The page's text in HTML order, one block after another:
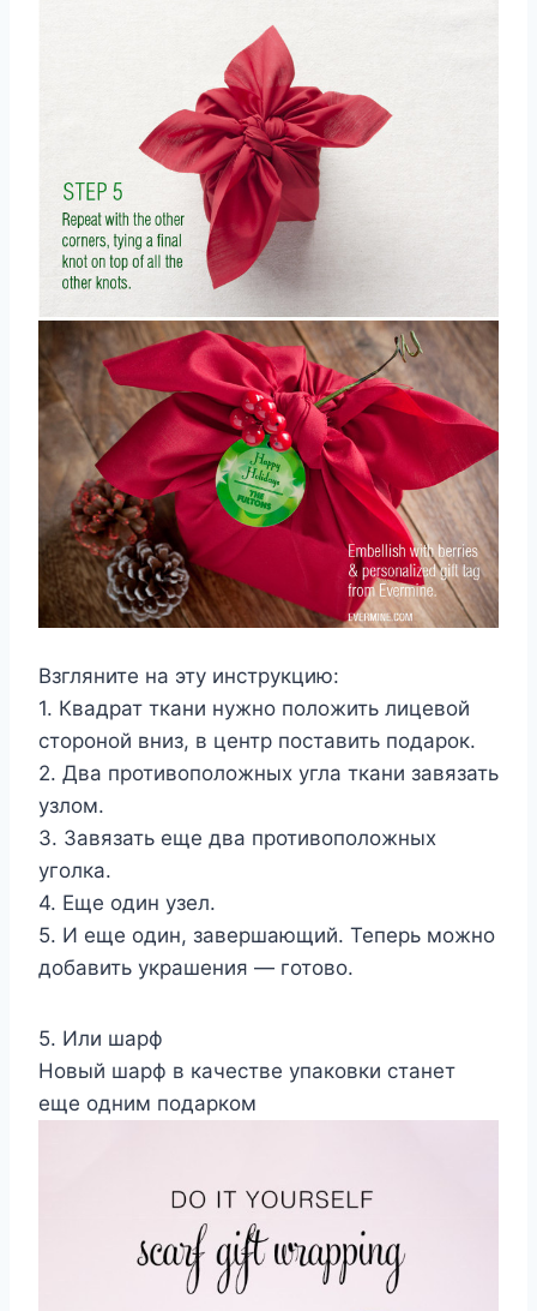
Взгляните на эту инструкцию:
1. Квадрат ткани нужно положить лицевой
стороной вниз, в центр поставить подарок.
2. Два противоположных угла ткани завязать
узлом.
3. Завязать еще два противоположных
уголка.
4. Еще один узел.
5. И еще один, завершающий. Теперь можно
добавить украшения — готово.
5. Или шарф
Новый шарф в качестве упаковки станет
еще одним подарком